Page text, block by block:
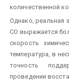
количественной
Однако, реальная
СО выражается
скорость
температура, в
точность
проведении